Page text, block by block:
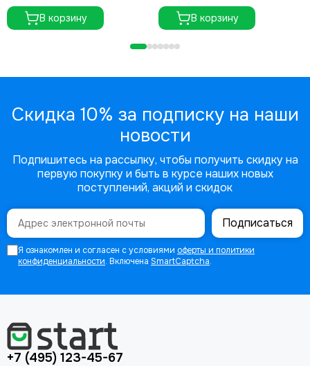
В корзину
В корзину
Скидка 10% за подписку на наши
новости
Подпишитесь на рассылку, чтобы получить скидку на
первую покупку и быть в курсе наших новых
поступлений, акций и скидок
Подписаться
Я ознакомлен и согласен с условиями оферты и политики
конфиденциальности. Включена SmartCaptcha.
+7 (495) 123-45-67